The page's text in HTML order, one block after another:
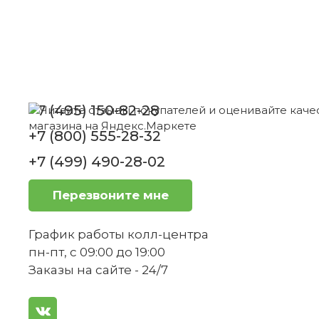
Нет в наличии
Набор ножей 6 предметов Spitzenklasse
Как часто нужно точить ножи из этого
Подходят ли эти ножи для нарезки
Можно ли использовать эти ножи для
+7 (495) 150-82-28
+7 (800) 555-28-32
+7 (499) 490-28-02
Перезвоните мне
График работы колл-центра
пн-пт, с 09:00 до 19:00
Заказы на сайте - 24/7